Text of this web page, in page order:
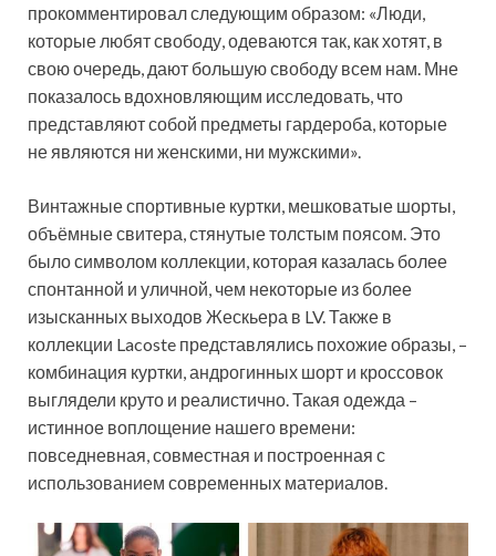
прокомментировал следующим образом: «Люди,
которые любят свободу, одеваются так, как хотят, в
свою очередь, дают большую свободу всем нам. Мне
показалось вдохновляющим исследовать, что
представляют собой предметы гардероба, которые
не являются ни женскими, ни мужскими».
Винтажные спортивные куртки, мешковатые шорты,
объёмные свитера, стянутые толстым поясом. Это
было символом коллекции, которая казалась более
спонтанной и уличной, чем некоторые из более
изысканных выходов Жескьера в LV. Также в
коллекции Lacoste представлялись похожие образы, –
комбинация куртки, андрогинных шорт и кроссовок
выглядели круто и реалистично. Такая одежда –
истинное воплощение нашего времени:
повседневная, совместная и построенная с
использованием современных материалов.